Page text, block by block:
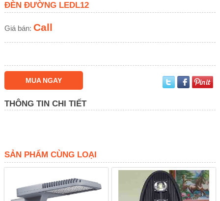
ĐÈN ĐƯỜNG LEDL12
Giá bán: Call
MUA NGAY
THÔNG TIN CHI TIẾT
SẢN PHẨM CÙNG LOẠI